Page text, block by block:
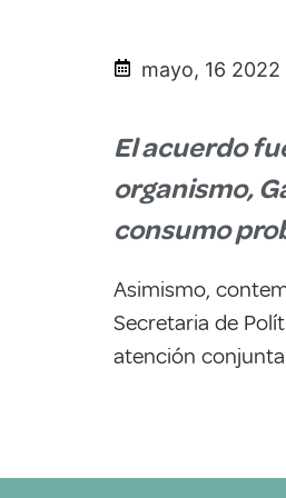
mayo, 16 2022
El acuerdo
organismo,
consumo
Asimismo,
Secretaria de
atención